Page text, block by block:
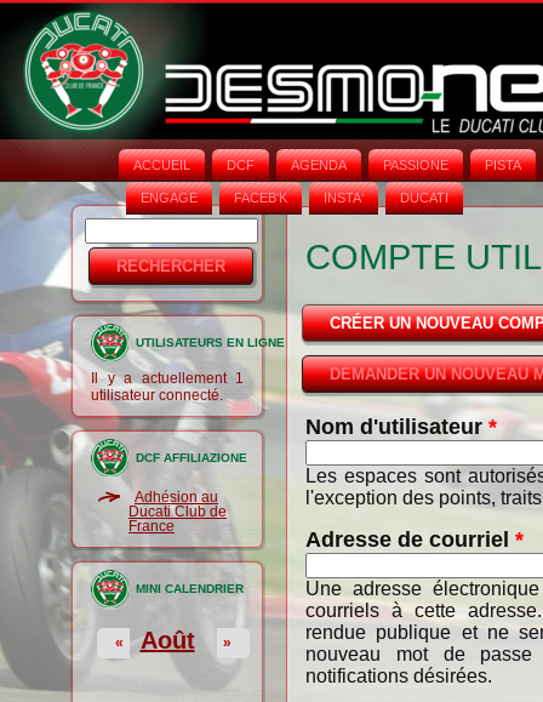
ACCUEIL DCF AGENDA PASSIONE PISTA
ENGAGE FACEB'K INSTA‘ DUCATI
Formulaire
de
recherche
UTILISATEURS EN LIGNE
Il y a actuellement 1
utilisateur connecté.
DCF AFFILIAZIONE
Adhésion au
Ducati Club de
France
MINI CALENDRIER
Août
« »
COMPTE
CRÉER UN NOUVEAU
DEMANDER UN NOUVEAU
Nom d'utilisateur *
Les espaces sont
l'exception des points,
Adresse de courriel *
Une adresse
courriels à cette
rendue publique et ne
nouveau mot de
notifications désirées.